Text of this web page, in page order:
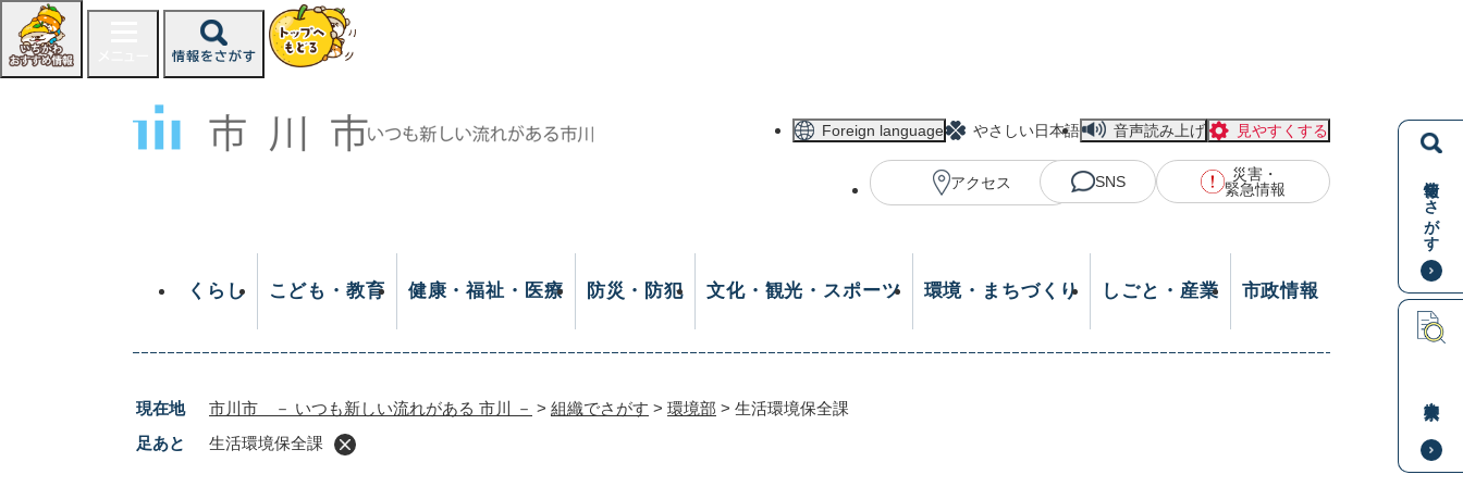
ジ
情報をさがす
Foreign language やさしい日本語 音声読み上げ 見やすくする
アクセス SNS
災害・
緊急情報
くらし こども・教育 健康・福祉・医療 防災・防犯 文化・観光・スポーツ 環境・まちづくり しごと・産業 市政情報
現在地 市川市 － いつも新しい流れがある 市川 － > 組織でさがす > 環境部 > 生活環境保全課
足あと
生活環境保全課